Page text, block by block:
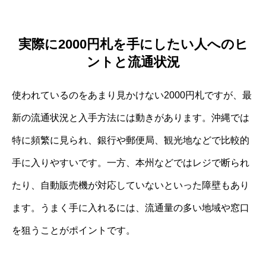
実際に2000円札を手にしたい人へのヒ
ントと流通状況
使われているのをあまり見かけない2000円札ですが、最
新の流通状況と入手方法には動きがあります。沖縄では
特に頻繁に見られ、銀行や郵便局、観光地などで比較的
手に入りやすいです。一方、本州などではレジで断られ
たり、自動販売機が対応していないといった障壁もあり
ます。うまく手に入れるには、流通量の多い地域や窓口
を狙うことがポイントです。